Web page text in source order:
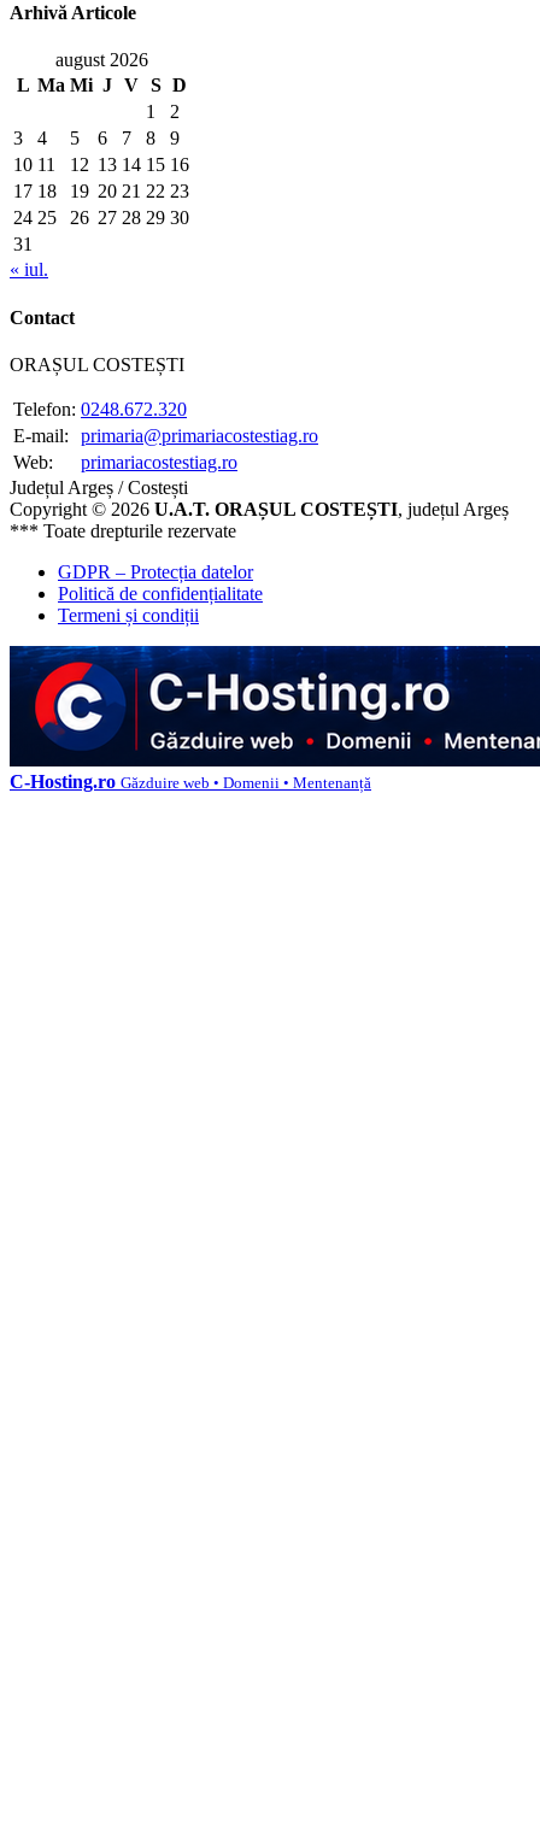
Arhivă Articole
august 2026
L Ma Mi J V S D
1
2
3
4 5 6 7 8
9
10 11 12 13 14 15 16
17 18 19 20 21 22 23
24 25 26 27 28 29 30
31
« iul.
Contact
ORAȘUL COSTEȘTI
Telefon: 0248.672.320
E-mail:
primaria@primariacostestiag.ro
Web:
primariacostestiag.ro
Județul Argeș / Costești
Copyright © 2026 U.A.T. ORAȘUL COSTEȘTI, județul Argeș
*** Toate drepturile rezervate
GDPR – Protecția datelor
Politică de confidențialitate
Termeni și condiții
C-Hosting.ro Găzduire web • Domenii • Mentenanță